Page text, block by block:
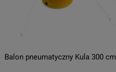
Balon pneumatyczny Kula 300 cm